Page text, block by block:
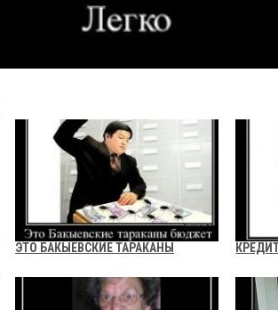
ЭТО БАКЫЕВСКИЕ ТАРАКАНЫ